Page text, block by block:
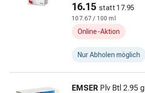
Augenhygiene
Blutgefässe
Kompressionsstrümpfe
Kreislauf
16.15 statt 17.95
107.67 / 100 ml
Online-Aktion
Nur Abholen möglich
EMSER Plv Btl 2.95 g